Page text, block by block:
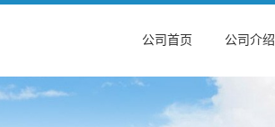
公司首页 公司介绍